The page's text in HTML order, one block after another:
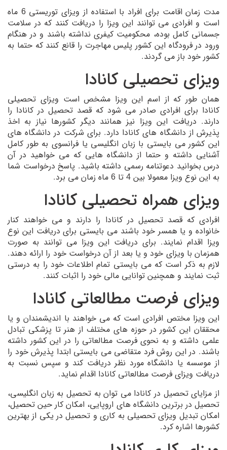
مدت زمان اقامت برای افراد با استفاده از ویزای توریستی 6 ماه
است و افرادی می توانند این ویزا را دریافت کنند که در سلامت
جسمانی کامل بوده، محکومیت کیفری نداشته باشند و در هنگام
ورود در فرودگاه این کشور پلیس مهاجرت را قانع کنند که حتما به
کشور خود باز می گردند.
ویزای تحصیلی کانادا
همان طور که از اسم این ویزا مشخص است ویزای تحصیلی
کانادا برای افرادی صادر می شود که قصد تحصیل در کانادا را
دارند. دریافت این ویزا نیز همانند دیگر کشورها نیاز به اخذ
پذیرش از دانشگاه های کانادا دارد. برای شرکت در دانشگاه های
این کشور می بایستی با زبان انگلیسی یا فرانسوی به طور کامل
آشنایی داشته و حتما از دانشگاه هایی که می خواهید در آن
درس بخوانید دعوتنامه رسمی داشته باشید. پاسخ درخواست شما
به این نوع ویزا معمولا بین 4 تا 6 ماه زمان می برد.
ویزای همراه تحصیلی کانادا
افرادی که قصد تحصیل در کانادا را دارند و می خواهند کنار
خانواده و یا همسر خود باشند می بایستی برای دریافت این نوع
ویزا اقدام نمایند. برای دریافت این ویزا می توانند به صورت
همزمان با ویزای خود و یا بعد از آن درخواست خود را ارائه دهند.
لازم به ذکر است که می بایستی تمام اطلاعات خود را به درستی
ثبت نمایند و همچنین توانایی مالی خود را اثبات کنند.
ویزای فرصت مطالعاتی کانادا
این ویزا مختص افرادی است که می خواهند با اندیشمندان و یا
محققان این کشور در حوزه های مختلف از هنر تا پزشکی تبادل
علمی داشته و به نحوی فرصت مطالعاتی را در این کشور داشته
باشند. در این روش فرد متقاضی می بایستی ابتدا پذیرش خود را
از موسسه یا دانشگاه مورد نظر دریافت کند و سپس نسبت به
دریافت ویزای فرصت مطالعاتی کانادا اقدام نماید.
از مزایای تحصیل در کانادا می توان به تحصیل به زبان انگلیسی،
تحصیل در برترین دانشگاه های اروپایی، امکان کار حین تحصیل،
امکان تبدیل ویزای تحصیلی به کاری و تحصیل در یکی از بهترین
کشورها اشاره کرد.